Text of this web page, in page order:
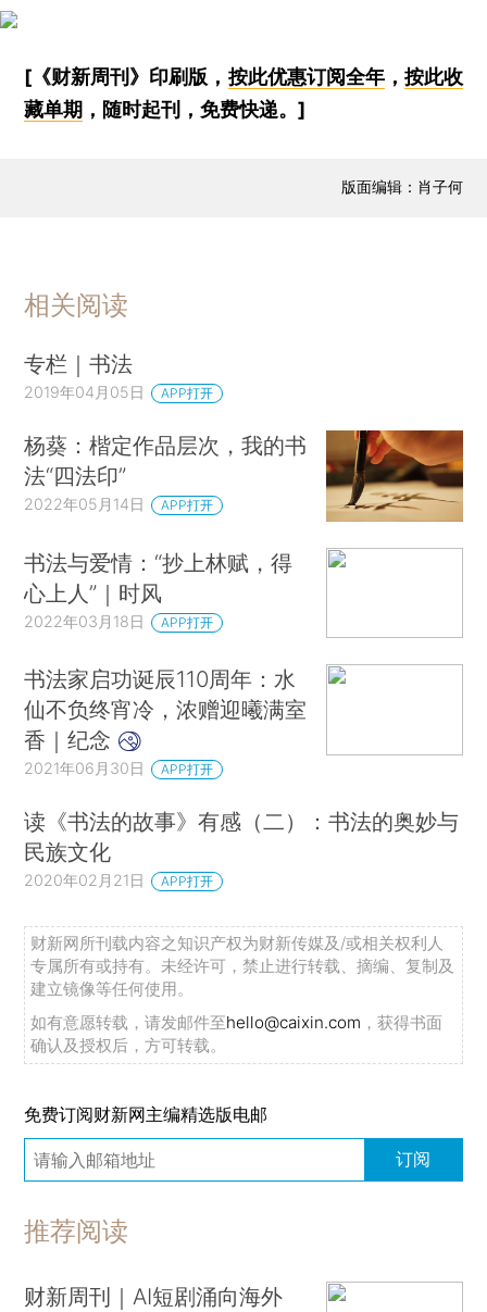
[《财新周刊》印刷版， 按此优惠订阅全年， 按此收
藏单期 ，随时起刊，免费快递。]
版面编辑：肖子何
相关阅读
专栏｜书法
2019年04月05日 APP打开
杨葵：楷定作品层次，我的书
法“四法印”
2022年05月14日 APP打开
书法与爱情：“抄上林赋，得
心上人”｜时风
2022年03月18日 APP打开
书法家启功诞辰110周年：水
仙不负终宵冷，浓赠迎曦满室
香｜纪念
2021年06月30日 APP打开
读《书法的故事》有感（二）：书法的奥妙与
民族文化
2020年02月21日 APP打开
财新网所刊载内容之知识产权为财新传媒及/或相关权利人
专属所有或持有。未经许可，禁止进行转载、摘编、复制及
建立镜像等任何使用。
如有意愿转载，请发邮件至hello@caixin.com ，获得书面
确认及授权后，方可转载。
免费订阅财新网主编精选版电邮
订阅
推荐阅读
财新周刊｜AI短剧涌向海外